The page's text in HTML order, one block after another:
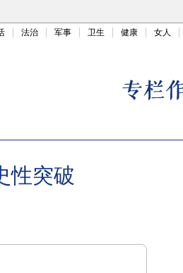
法治 军事 卫生 健康 女人
性突破